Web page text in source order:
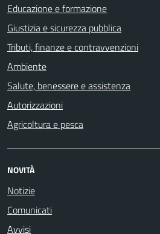
Educazione e formazione
Giustizia e sicurezza pubblica
Tributi, finanze e contravvenzioni
Ambiente
Salute, benessere e assistenza
Autorizzazioni
Agricoltura e pesca
NOVITÀ
Notizie
Comunicati
Avvisi